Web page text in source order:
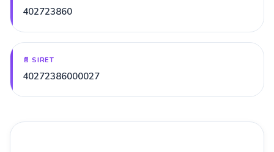
402723860
📄 SIRET
40272386000027